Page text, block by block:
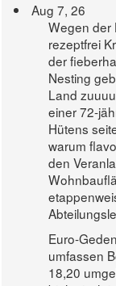
Aug 7, 26
Wegen der
rezeptfrei
der
Nesting
Land
einer 72-
Hütens
warum
den
Euro-
umfassen
18,20